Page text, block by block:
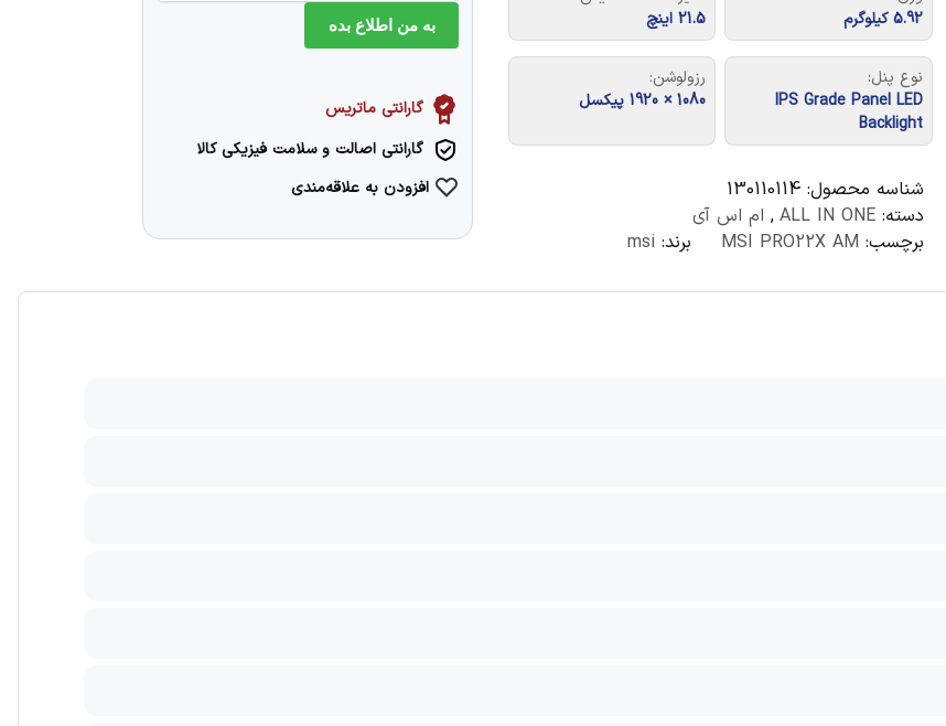
5.92 کیلوگرم
21.5 اینچ
نوع پنل:
IPS Grade Panel LED
Backlight
رزولوشن:
1080 × 1920 پیکسل
شناسه محصول:130110114
دسته:ALL IN ONE
, ام اس آی
برچسب: MSI PRO22X AM برند: msi
به من اطلاع بده
گارانتی ماتریس
گارانتی اصالت و سلامت فیزیکی کالا
افزودن به علاقه‌مندی